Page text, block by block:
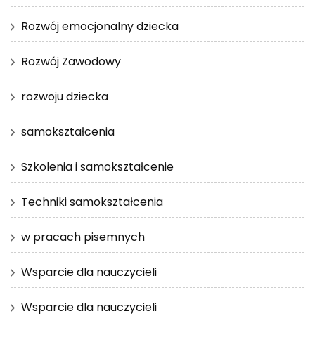
Rozwój emocjonalny dziecka
Rozwój Zawodowy
rozwoju dziecka
samokształcenia
Szkolenia i samokształcenie
Techniki samokształcenia
w pracach pisemnych
Wsparcie dla nauczycieli
Wsparcie dla nauczycieli